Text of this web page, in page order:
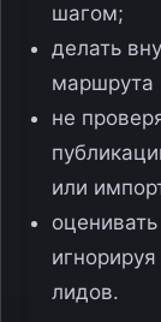
шагом;
делать
маршрута
не
или
лидов.